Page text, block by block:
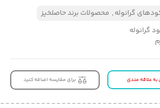
گرانوله, محصولات برند حاصلخیز
گرانوله
به علاقه مندی برای مقایسه اضافه کنید